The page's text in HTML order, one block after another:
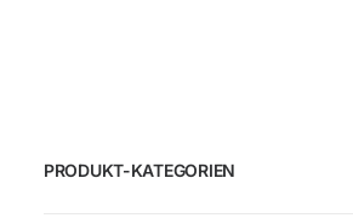
PRODUKT-KATEGORIEN